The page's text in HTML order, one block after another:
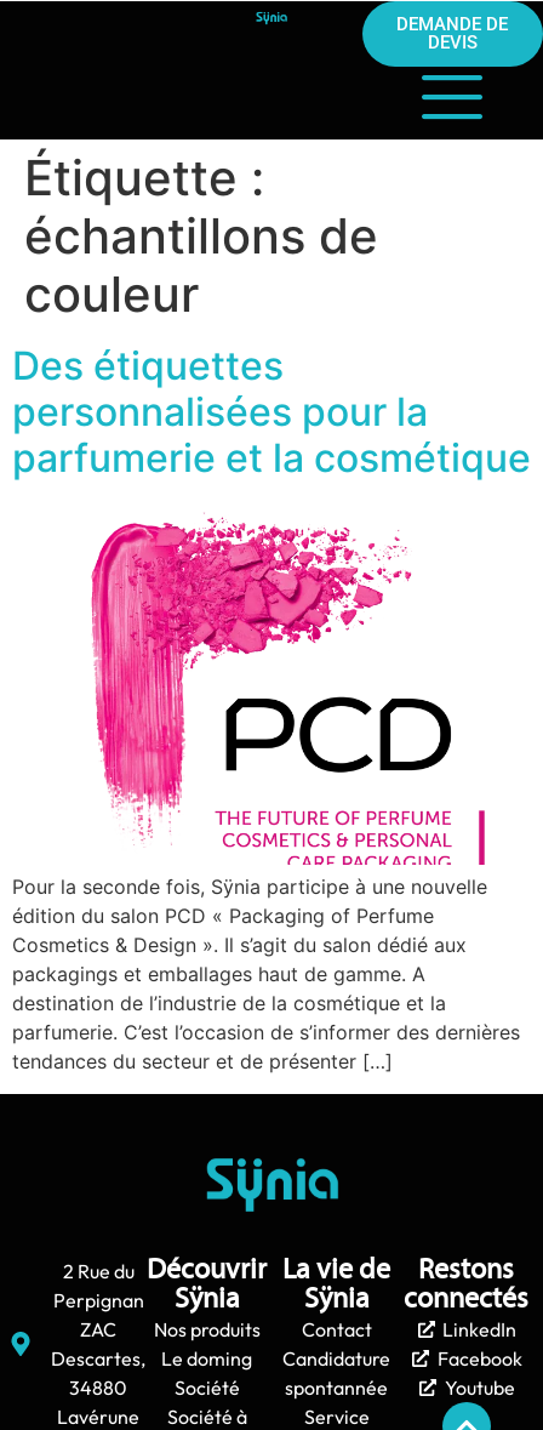
DEMANDE DE
DEVIS
Étiquette :
échantillons de
couleur
Des étiquettes
personnalisées pour la
parfumerie et la cosmétique
Pour la seconde fois, Sÿnia participe à une nouvelle
édition du salon PCD « Packaging of Perfume
Cosmetics & Design ». Il s’agit du salon dédié aux
packagings et emballages haut de gamme. A
destination de l’industrie de la cosmétique et la
parfumerie. C’est l’occasion de s’informer des dernières
tendances du secteur et de présenter […]
2 Rue du
Perpignan
ZAC
Descartes,
34880
Lavérune
Découvrir
Sÿnia
Nos produits
Le doming
Société
Société à
La vie de
Sÿnia
Contact
Candidature
spontannée
Service
Restons
connectés
LinkedIn
Facebook
Youtube